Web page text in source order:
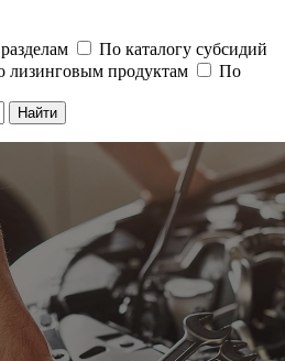
По каталогу субсидий
лизинговым продуктам
По
Найти